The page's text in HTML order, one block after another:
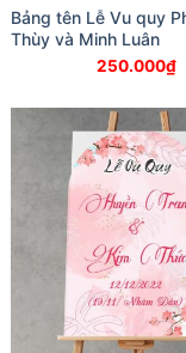
Bảng tên Lễ Vu quy
Thùy và Minh Luân
250.000₫